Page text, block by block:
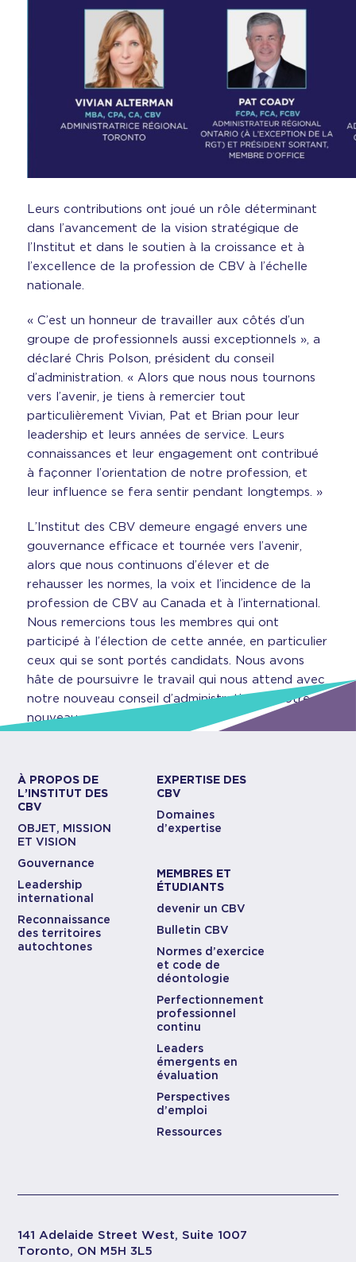
Leurs contributions ont joué un rôle déterminant
dans l’avancement de la vision stratégique de
l’Institut et dans le soutien à la croissance et à
l’excellence de la profession de CBV à l’échelle
nationale.
« C’est un honneur de travailler aux côtés d’un
groupe de professionnels aussi exceptionnels », a
déclaré Chris Polson, président du conseil
d’administration. « Alors que nous nous tournons
vers l’avenir, je tiens à remercier tout
particulièrement Vivian, Pat et Brian pour leur
leadership et leurs années de service. Leurs
connaissances et leur engagement ont contribué
à façonner l’orientation de notre profession, et
leur influence se fera sentir pendant longtemps. »
L’Institut des CBV demeure engagé envers une
gouvernance efficace et tournée vers l’avenir,
alors que nous continuons d’élever et de
rehausser les normes, la voix et l’incidence de la
profession de CBV au Canada et à l’international.
Nous remercions tous les membres qui ont
participé à l’élection de cette année, en particulier
ceux qui se sont portés candidats. Nous avons
hâte de poursuivre le travail qui nous attend avec
notre nouveau conseil d’administration et notre
nouveau comité de direction.
À PROPOS DE
L’INSTITUT DES
CBV
OBJET, MISSION
ET VISION
Gouvernance
Leadership
international
Reconnaissance
des territoires
autochtones
EXPERTISE DES
CBV
Domaines
d’expertise
MEMBRES ET
ÉTUDIANTS
devenir un CBV
Bulletin CBV
Normes d’exercice
et code de
déontologie
Perfectionnement
professionnel
continu
Leaders
émergents en
évaluation
Perspectives
d’emploi
Ressources
141 Adelaide Street West, Suite 1007
Toronto, ON M5H 3L5